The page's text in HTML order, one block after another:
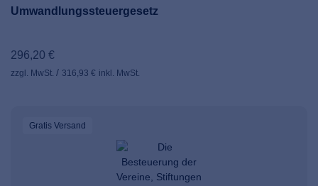
Umwandlungssteuergesetz
296,20 €
zzgl. MwSt. 316,93 € inkl. MwSt.
Gratis Versand